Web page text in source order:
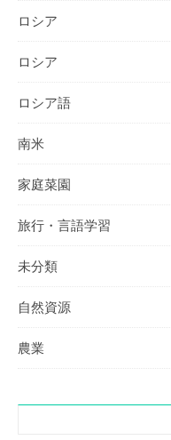
ロシア
ロシア
ロシア語
南米
家庭菜園
旅行・言語学習
未分類
自然資源
農業